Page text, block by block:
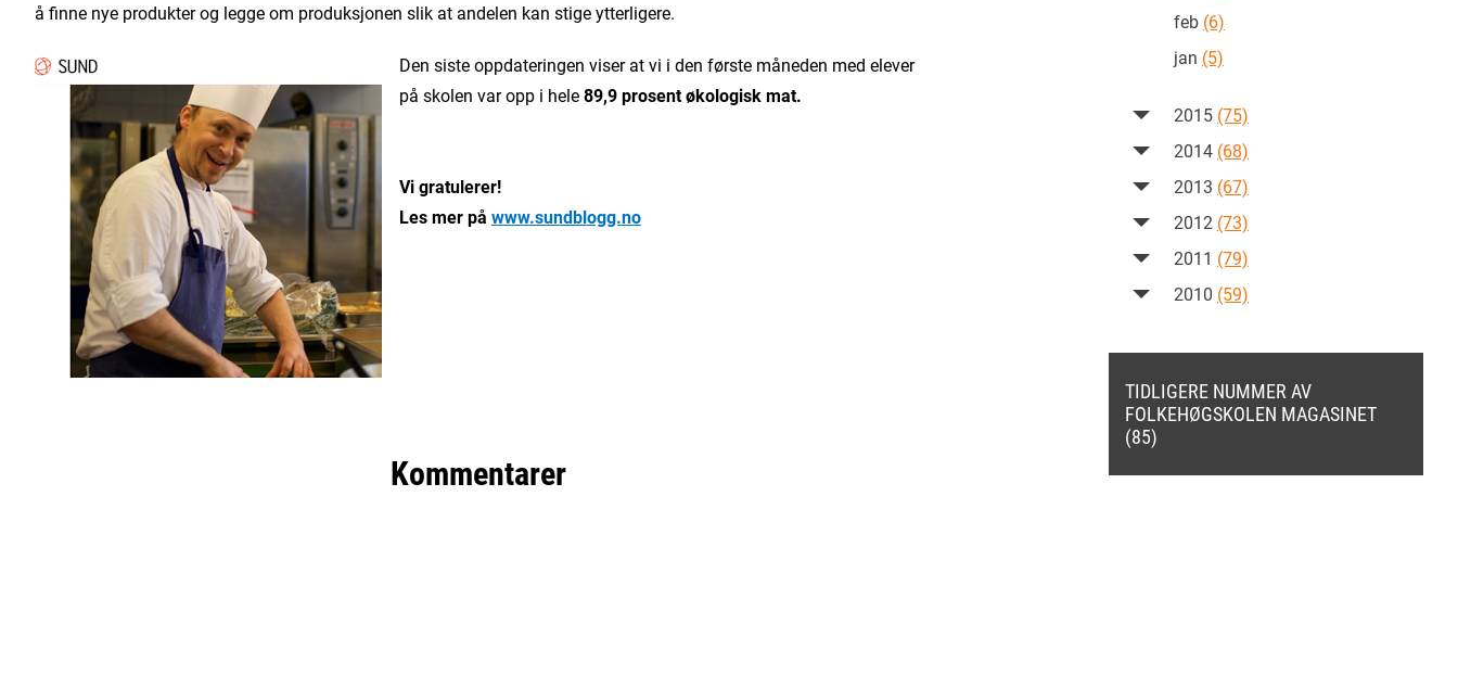
å finne nye produkter og legge om produksjonen slik at andelen kan stige ytterligere.
Den siste oppdateringen viser at vi i den første måneden med elever
på skolen var opp i hele89,9 prosent økologisk mat.
Vi gratulerer!
Les mer på www.sundblogg.no
Kommentarer
feb (6)
jan (5)
2015 (75)
2014 (68)
2013 (67)
2012 (73)
2011 (79)
2010 (59)
TIDLIGERE NUMMER AV
FOLKEHØGSKOLEN MAGASINET
(85)